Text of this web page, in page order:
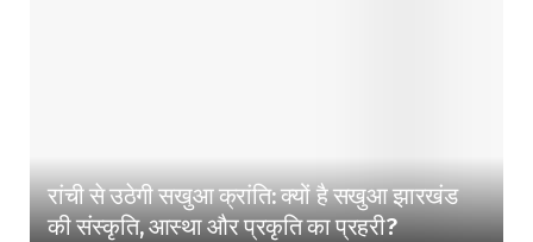
रांची से उठेगी सखुआ क्रांति: क्यों है सखुआ झारखंड
की संस्कृति, आस्था और प्रकृति का प्रहरी?